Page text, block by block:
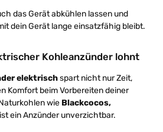
das Gerät abkühlen lassen und
dein Gerät lange einsatzfähig bleibt.
Kohleanzünder lohnt
elektrischspart nicht nur Zeit,
Komfort beim Vorbereiten deiner
wie Blackcocos,
ist ein Anzünder unverzichtbar.